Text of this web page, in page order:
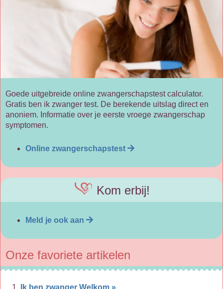
Goede uitgebreide online zwangerschapstest calculator.
Gratis ben ik zwanger test. De berekende uitslag direct en
anoniem. Informatie over je eerste vroege zwangerschap
symptomen.
Online zwangerschapstest
Kom erbij!
Meld je ook aan
Onze favoriete artikelen